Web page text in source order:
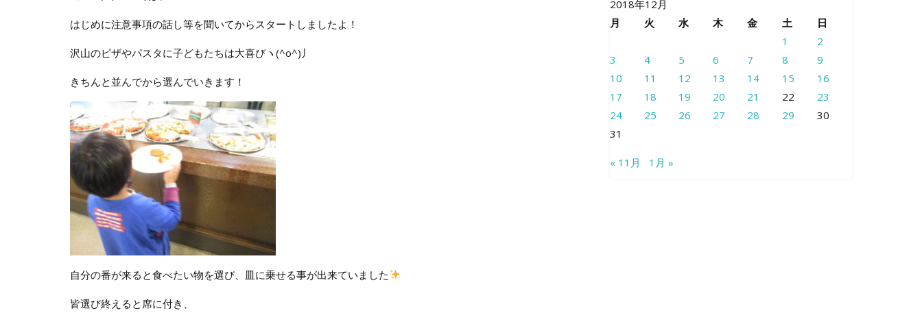
はじめに注意事項の話し等を聞いてからスタートしましたよ！
沢山のピザやパスタに子どもたちは大喜びヽ(^o^)丿
きちんと並んでから選んでいきます！
自分の番が来ると食べたい物を選び、皿に乗せる事が出来ていました
皆選び終えると席に付き、
2018年12月
月
火 水 木 金 土
日
1
2
3
4 5 6 7 8
9
10
11 12 13 14 15
16
17
18 19 20 21 22
23
24
25 26 27 28 29
30
31
« 11月 1月 »